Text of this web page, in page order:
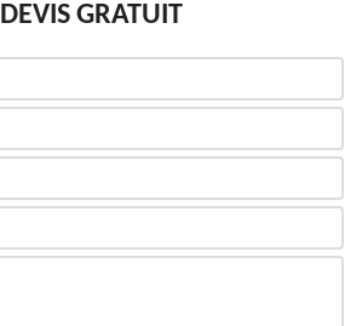
DEVIS GRATUIT